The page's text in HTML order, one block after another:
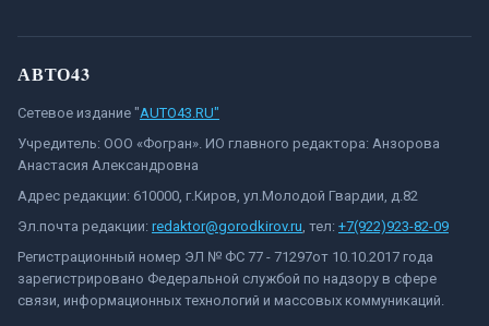
АВТО43
Сетевое издание "AUTO43.RU"
Учредитель: ООО «Фогран». ИО главного редактора: Анзорова
Анастасия Александровна
Адрес редакции: 610000, г.Киров, ул.Молодой Гвардии, д.82
Эл.почта редакции: redaktor@gorodkirov.ru, тел: +7(922)923-82-09
Регистрационный номер ЭЛ № ФС 77 - 71297от 10.10.2017 года
зарегистрировано Федеральной службой по надзору в сфере
связи, информационных технологий и массовых коммуникаций.